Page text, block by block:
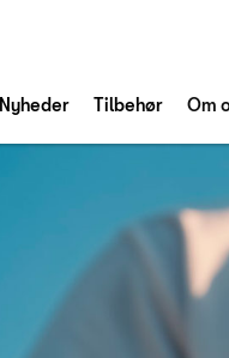
Nyheder Tilbehør Om